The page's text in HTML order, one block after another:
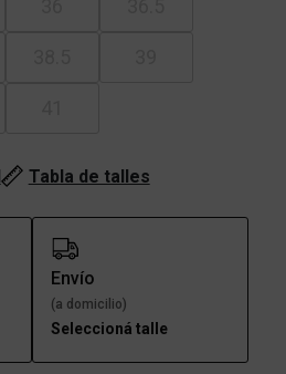
Tabla de talles
Envío
(a domicilio)
Seleccioná talle